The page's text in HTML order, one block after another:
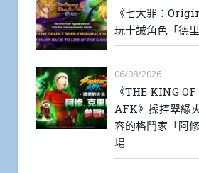
《七大罪：
玩十誡角色「德里
06/08/2026
《THE KING
AFK》操控翠綠
容的格鬥家「阿
場